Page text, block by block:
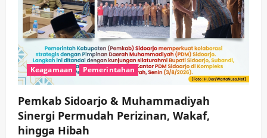
o
n
Keagamaan Pemerintahan
Pemkab Sidoarjo & Muhammadiyah
Sinergi Permudah Perizinan, Wakaf,
hingga Hibah